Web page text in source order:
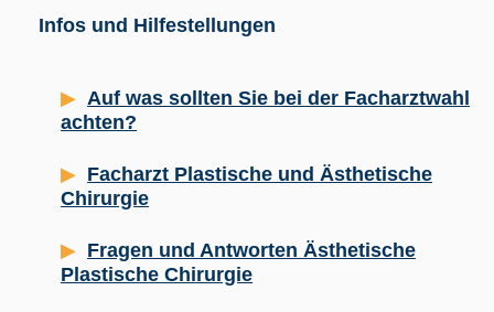
Infos und Hilfestellungen
Auf was sollten Sie bei der Facharztwahl
achten?
Facharzt Plastische und Ästhetische
Chirurgie
Fragen und Antworten Ästhetische
Plastische Chirurgie